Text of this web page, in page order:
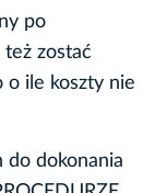
po
zostać
o ile koszty nie
dokonania